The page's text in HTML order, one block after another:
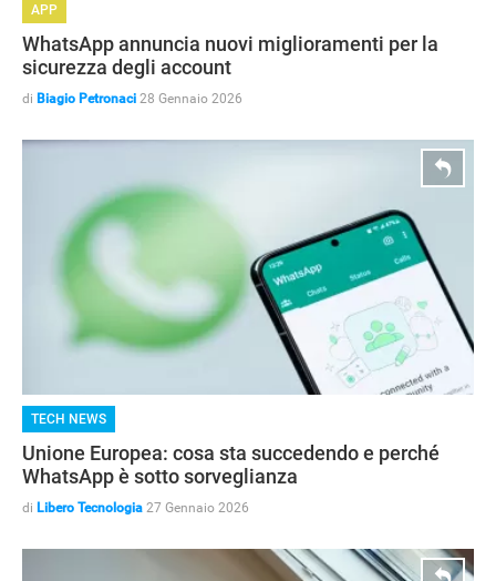
APP
WhatsApp annuncia nuovi miglioramenti per la
sicurezza degli account
di Biagio Petronaci 28 Gennaio 2026
TECH NEWS
Unione Europea: cosa sta succedendo e perché
WhatsApp è sotto sorveglianza
di Libero Tecnologia 27 Gennaio 2026